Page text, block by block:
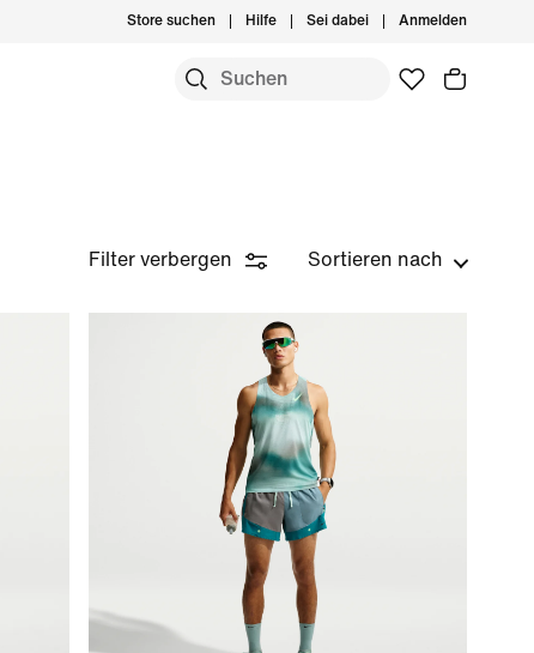
Store suchen Hilfe Sei dabei Anmelden
Filter verbergen Sortieren nach